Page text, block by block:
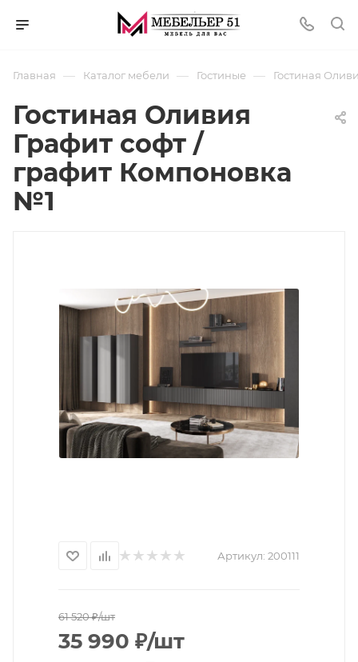
Главная — Каталог мебели — Гостиные — Гостиная
Гостиная Оливия
Графит софт /
графит Компоновка
№1
Артикул: 200111
61 520₽/шт
35 990 ₽/шт